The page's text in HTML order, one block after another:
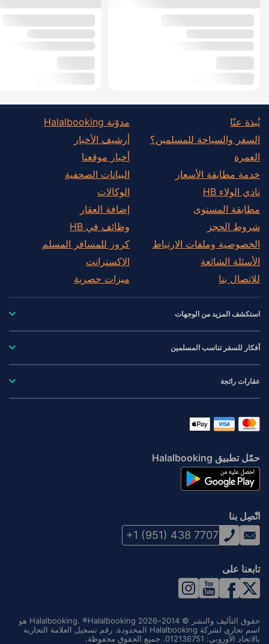
نُبذة عنّا
السفر والسياحة للمسلمين؟
العمرة
خدمة مطابقة الأسعار
نادي الولاء HB
مطابقة المستوى
شروط الحجز
الخصوصية وملفات الارتباط
الأسئلة الشائعة
للاتصال بنا
مدوّنة Halalbooking
أرشيف الأخبار
أخبار موقعنا
البيانات الصحفية
الوكالات
إضافة العقار
وظائف في HB
كروز للمسافر المسلم
الإكسترانت
ميزات حصرية
استكشف المزيد من الوجهات
أفكار للسفر تناسب المسلمين
عقارات رائجة
حمّل تطبيق Halalbooking
اتّصِل بنا
+1 (951) 438 7707
تابعنا على
حقوق التأليف والنشر © 2014–2026 Halalbooking. ®Halalbooking هو
اسم تجاري لشركة Halalbooking المحدودة. رقم تسجيل العلامة التجارية
بالاتحاد الأوروبي: 012136751. جميع الحقوق محفوظة.